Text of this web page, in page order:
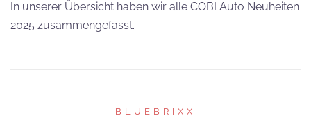
In unserer Übersicht haben wir alle COBI Auto Neuheiten
2025 zusammengefasst.
BLUEBRIXX